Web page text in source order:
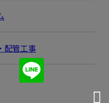
配管工事